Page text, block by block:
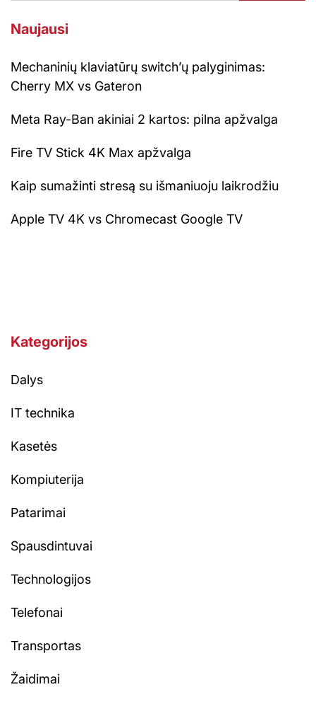
Naujausi
Mechaninių klaviatūrų switch’ų palyginimas:
Cherry MX vs Gateron
Meta Ray-Ban akiniai 2 kartos: pilna apžvalga
Fire TV Stick 4K Max apžvalga
Kaip sumažinti stresą su išmaniuoju laikrodžiu
Apple TV 4K vs Chromecast Google TV
Kategorijos
Dalys
IT technika
Kasetės
Kompiuterija
Patarimai
Spausdintuvai
Technologijos
Telefonai
Transportas
Žaidimai